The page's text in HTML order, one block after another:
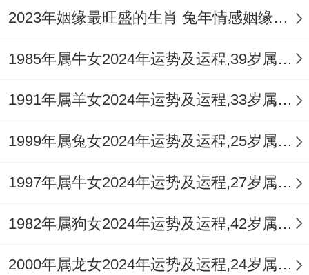
伤，精神层面的自我调适与舒缓解压，是维
起伏的心潮，才能为身体这座宫殿打下稳固
的地基。
2026年针对性养生建议
机。2026年的饮食调理当以「健脾培土，调
与心肾」为总纲，脾胃属土，为后天之本，
2023年姻缘最旺盛的生肖 兔年情感姻缘运比较旺的属相
1985年属牛女2024年运势及运程,39岁属牛人2024全年每月运势女性如何
1991年属羊女2024年运势及运程,33岁属羊人2024全年每月运势女性如何
1999年属兔女2024年运势及运程,25岁属兔人2024全年每月运势女性如何
1997年属牛女2024年运势及运程,27岁属牛人2024全年每月运势女性如何
1982年属狗女2024年运势及运程,42岁属狗人2024全年每月运势女性如何
2000年属龙女2024年运势及运程,24岁属龙人2024全年每月运势女性如何